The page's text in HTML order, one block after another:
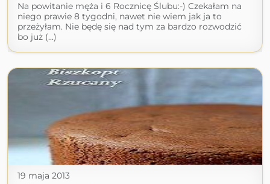
Na powitanie męża i 6 Rocznicę Ślubu:-) Czekałam na
niego prawie 8 tygodni, nawet nie wiem jak ja to
przeżyłam. Nie będę się nad tym za bardzo rozwodzić
bo już (...)
19 maja 2013